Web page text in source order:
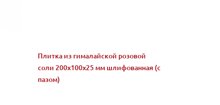
Плитка из гималайской розовой
соли 200x100x25 мм шлифованная (с
пазом)